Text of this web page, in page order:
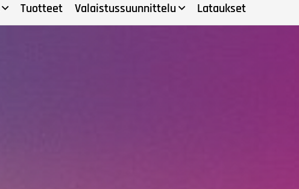
Tuotteet Valaistussuunnittelu Lataukset